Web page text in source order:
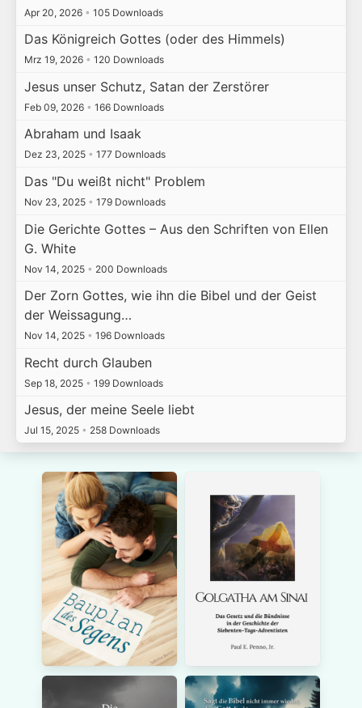
Apr 20, 2026 • 105 Downloads
Das Königreich Gottes (oder des Himmels)
Mrz 19, 2026 • 120 Downloads
Jesus unser Schutz, Satan der Zerstörer
Feb 09, 2026 • 166 Downloads
Abraham und Isaak
Dez 23, 2025 • 177 Downloads
Das "Du weißt nicht" Problem
Nov 23, 2025 • 179 Downloads
Die Gerichte Gottes – Aus den Schriften von Ellen
G. White
Nov 14, 2025 • 200 Downloads
Der Zorn Gottes, wie ihn die Bibel und der Geist
der Weissagung…
Nov 14, 2025 • 196 Downloads
Recht durch Glauben
Sep 18, 2025 • 199 Downloads
Jesus, der meine Seele liebt
Jul 15, 2025 • 258 Downloads